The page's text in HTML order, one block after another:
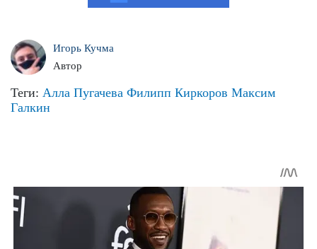
Игорь Кучма
Автор
Теги: Алла Пугачева Филипп Киркоров Максим
Галкин